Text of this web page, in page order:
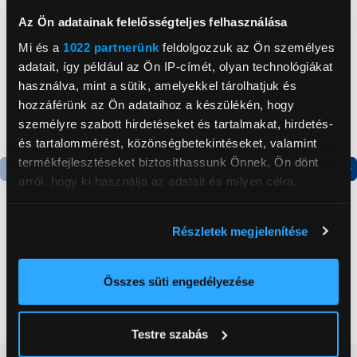
Az Ön adatainak felelősségteljes felhasználása
Mi és a 1022 partnerünk feldolgozzuk az Ön személyes
adatait, így például az Ön IP-címét, olyan technológiákat
használva, mint a sütik, amelyekkel tárolhatjuk és
hozzáférünk az Ön adataihoz a készülékén, hogy
személyre szabott hirdetéseket és tartalmakat, hirdetés-
és tartalommérést, közönségbetekintéseket, valamint
termékfejlesztéseket biztosíthassunk Önnek. Ön dönt
arról, hogy ki használja az adatait és milyen célra.
elhelyezkedéséről pár méteres pontossággal
Az Ön készülékén beazonosítása annak konkrét
módjairól és adja meg preferenciáit aRészletek
Részletek megjelenítése
Összes süti engedélyezése
Testre szabás
Termék adatlap
by side hűtőszekrény
Termék adatlap
Alulfagyasztós
kombinált hűtőszekrény